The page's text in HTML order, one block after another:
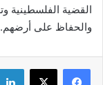
القضية الفلسطينية
والحفاظ على أرضهم.